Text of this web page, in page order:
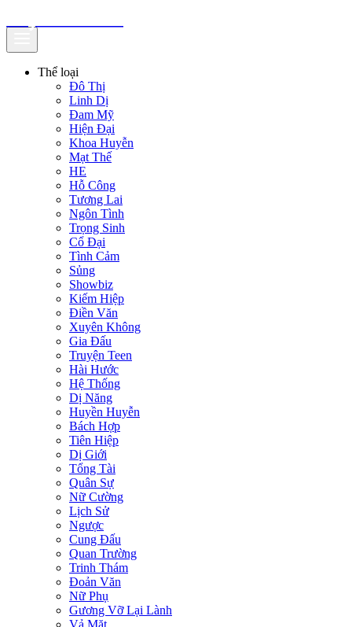
Thể loại
Đô Thị
Linh Dị
Đam Mỹ
Hiện Đại
Khoa Huyễn
Mạt Thế
HE
Hỗ Công
Tương Lai
Ngôn Tình
Trọng Sinh
Cổ Đại
Tình Cảm
Sủng
Showbiz
Kiếm Hiệp
Điền Văn
Xuyên Không
Gia Đấu
Truyện Teen
Hài Hước
Hệ Thống
Dị Năng
Huyền Huyễn
Bách Hợp
Tiên Hiệp
Dị Giới
Tổng Tài
Quân Sự
Nữ Cường
Lịch Sử
Ngược
Cung Đấu
Quan Trường
Trinh Thám
Đoản Văn
Nữ Phụ
Gương Vỡ Lại Lành
Vả Mặt